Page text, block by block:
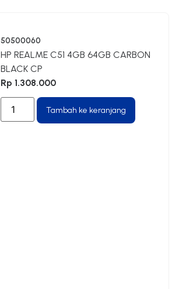
50500060
HP REALME C51 4GB 64GB CARBON
BLACK CP
Rp 1.308.000
Tambah ke keranjang